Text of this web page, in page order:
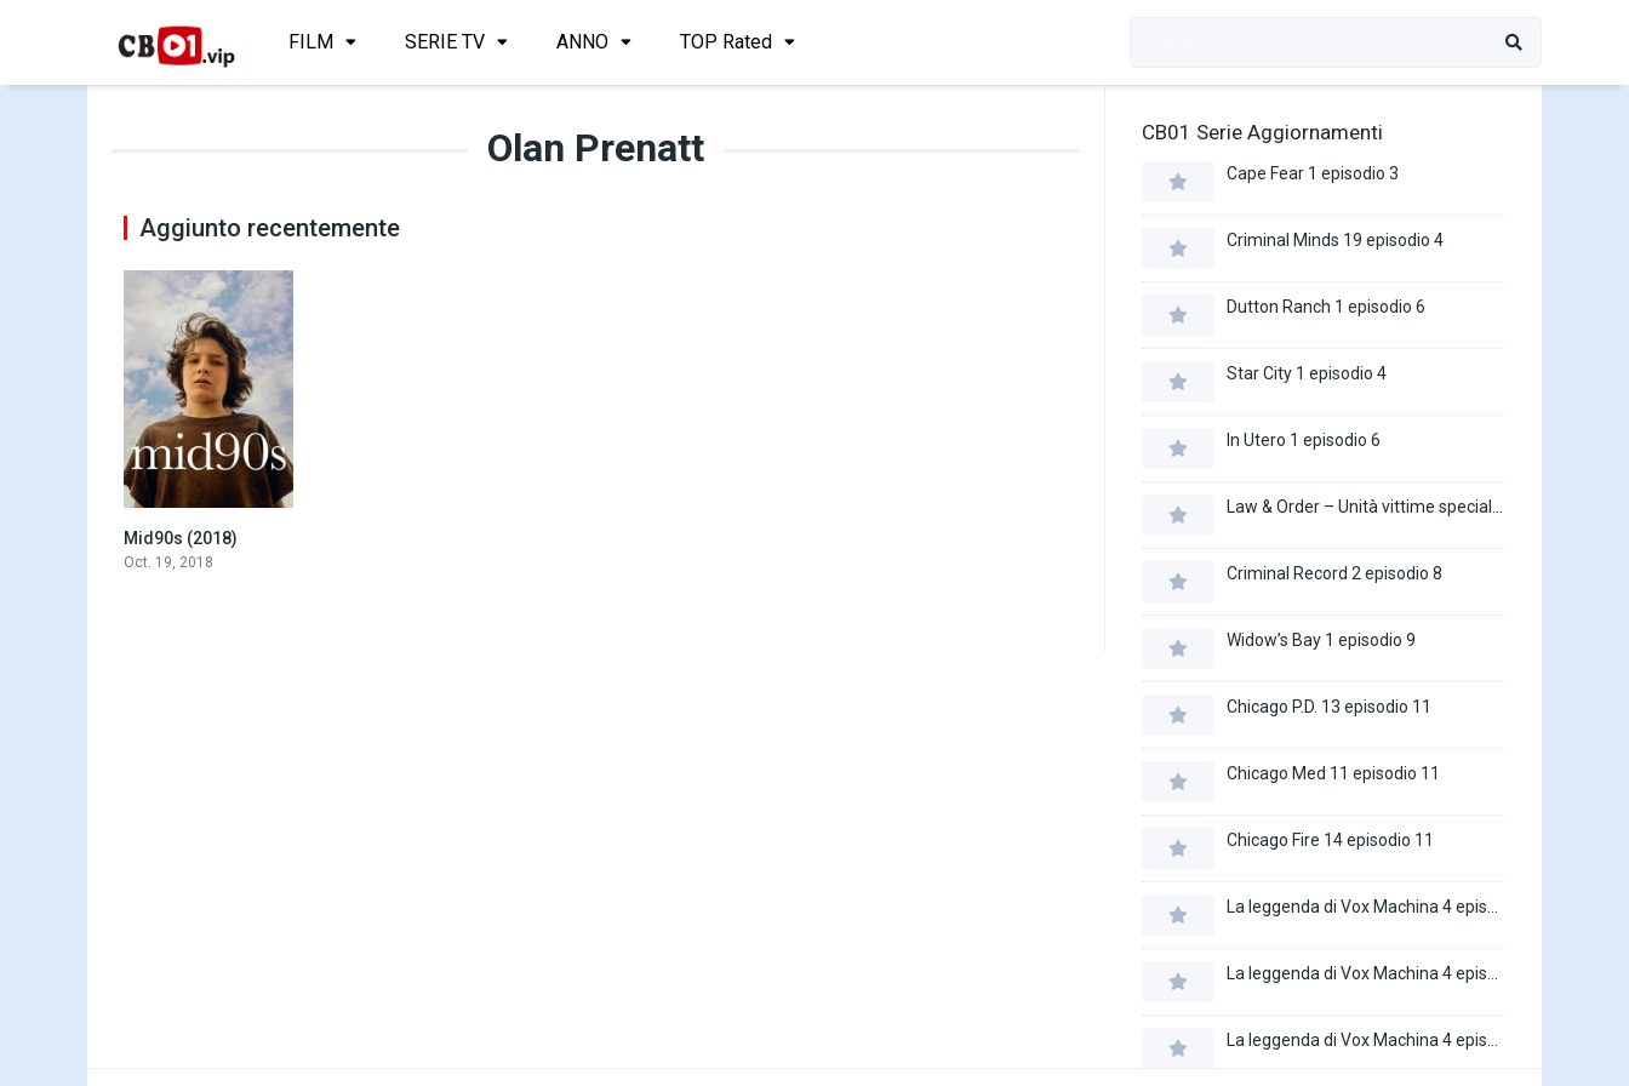
FILM SERIE TV ANNO TOP Rated
Olan Prenatt
Aggiunto recentemente
Mid90s (2018)
Oct. 19, 2018
CB01 Serie Aggiornamenti
Cape Fear 1 episodio 3
Criminal Minds 19 episodio 4
Dutton Ranch 1 episodio 6
Star City 1 episodio 4
In Utero 1 episodio 6
Criminal Record 2 episodio 8
Widow’s Bay 1 episodio 9
Chicago P.D. 13 episodio 11
Chicago Med 11 episodio 11
Chicago Fire 14 episodio 11